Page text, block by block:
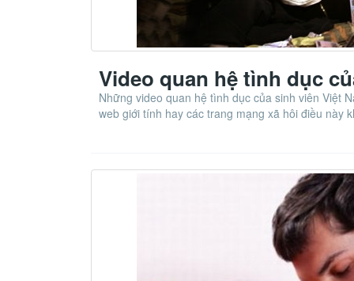
Video quan hệ tình dục
Những video quan hệ tình dục của sinh viên Việt
web giới tính hay các trang mạng xã hôi điều này